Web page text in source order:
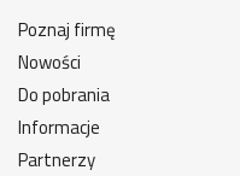
Poznaj firmę
Nowości
Do pobrania
Informacje
Partnerzy